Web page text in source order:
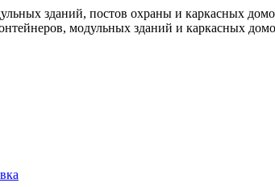
зданий, постов охраны и каркасных
модульных зданий и каркасных